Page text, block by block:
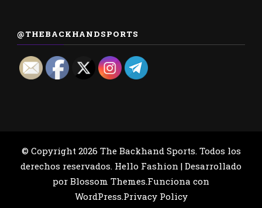
@THEBACKHANDSPORTS
© Copyright 2026 The Backhand Sports. Todos los
derechos reservados. Hello Fashion | Desarrollado
por Blossom Themes.Funciona con
WordPress.Privacy Policy